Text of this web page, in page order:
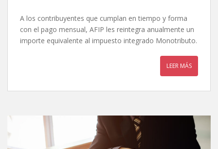
A los contribuyentes que cumplan en tiempo y forma
con el pago mensual, AFIP les reintegra anualmente un
importe equivalente al impuesto integrado Monotributo.
LEER MÁS